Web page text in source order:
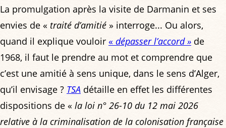
La promulgation après la visite de Darmanin et ses
envies de « traité d’amitié » interroge... Ou alors,
quand il explique vouloir « dépasser l’accord » de
1968, il faut le prendre au mot et comprendre que
c’est une amitié à sens unique, dans le sens d’Alger,
qu’il envisage ? TSA détaille en effet les différentes
dispositions de « la loi n° 26-10 du 12 mai 2026
relative à la criminalisation de la colonisation française